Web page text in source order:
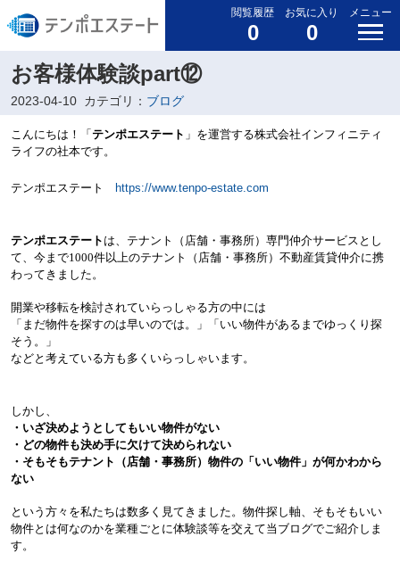
閲覧履歴
0
お気に入り
0
メニュー
お客様体験談part⑫
2023-04-10 カテゴリ： ブログ
こんにちは！「 テンポエステート 」を運営する株式会社インフィニティ
ライフの社本です。
テンポエステート https://www.tenpo-estate.com
テンポエステート は、テナント（店舗・事務所）専門仲介サービスとし
て、今まで1000件以上のテナント（店舗・事務所）不動産賃貸仲介に携
わってきました。
開業や移転を検討されていらっしゃる方の中には
「まだ物件を探すのは早いのでは。」
「いい物件があるまでゆっくり探
そう。」
などと考えている方も多くいらっしゃいます。
しかし、
・いざ決めようとしてもいい物件がない
・どの物件も決め手に欠けて決められない
・そもそもテナント（店舗・事務所）物件の「いい物件」が何かわから
ない
という方々を私たちは数多く見てきました。物件探し軸、そもそもいい
物件とは何なのかを業種ごとに体験談等を交えて当ブログでご紹介しま
す。